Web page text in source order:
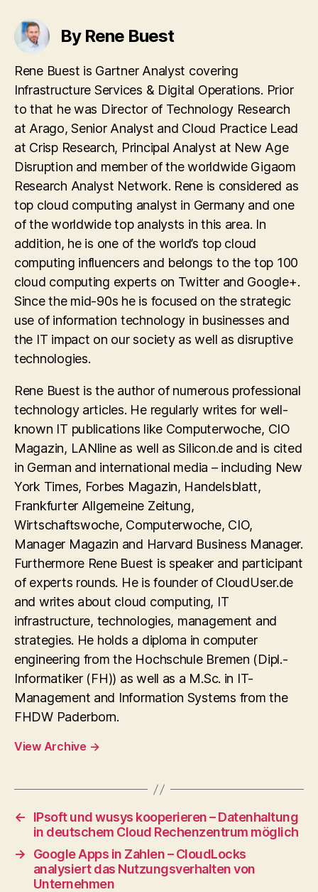
By Rene Buest
Rene Buest is Gartner Analyst covering
Infrastructure Services & Digital Operations. Prior
to that he was Director of Technology Research
at Arago, Senior Analyst and Cloud Practice Lead
at Crisp Research, Principal Analyst at New Age
Disruption and member of the worldwide Gigaom
Research Analyst Network. Rene is considered as
top cloud computing analyst in Germany and one
of the worldwide top analysts in this area. In
addition, he is one of the world’s top cloud
computing influencers and belongs to the top 100
cloud computing experts on Twitter and Google+.
Since the mid-90s he is focused on the strategic
use of information technology in businesses and
the IT impact on our society as well as disruptive
technologies.
Rene Buest is the author of numerous professional
technology articles. He regularly writes for well-
known IT publications like Computerwoche, CIO
Magazin, LANline as well as Silicon.de and is cited
in German and international media – including New
York Times, Forbes Magazin, Handelsblatt,
Frankfurter Allgemeine Zeitung,
Wirtschaftswoche, Computerwoche, CIO,
Manager Magazin and Harvard Business Manager.
Furthermore Rene Buest is speaker and participant
of experts rounds. He is founder of CloudUser.de
and writes about cloud computing, IT
infrastructure, technologies, management and
strategies. He holds a diploma in computer
engineering from the Hochschule Bremen (Dipl.-
Informatiker (FH)) as well as a M.Sc. in IT-
Management and Information Systems from the
FHDW Paderborn.
View Archive →
←
IPsoft und wusys kooperieren – Datenhaltung
in deutschem Cloud Rechenzentrum möglich
→
Google Apps in Zahlen – CloudLocks
analysiert das Nutzungsverhalten von
Unternehmen